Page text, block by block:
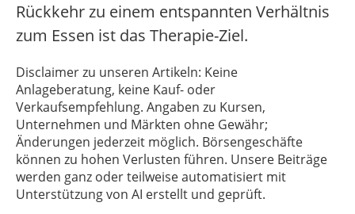
Rückkehr zu einem entspannten Verhältnis
zum Essen ist das Therapie-Ziel.
Disclaimer zu unseren Artikeln: Keine
Anlageberatung, keine Kauf- oder
Verkaufsempfehlung. Angaben zu Kursen,
Unternehmen und Märkten ohne Gewähr;
Änderungen jederzeit möglich. Börsengeschäfte
können zu hohen Verlusten führen. Unsere Beiträge
werden ganz oder teilweise automatisiert mit
Unterstützung von AI erstellt und geprüft.